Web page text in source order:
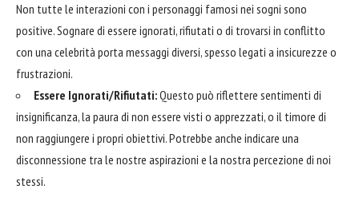
Non tutte le interazioni con i personaggi famosi nei sogni sono
positive. Sognare di essere ignorati, rifiutati o di trovarsi in conflitto
con una celebrità porta messaggi diversi, spesso legati a insicurezze o
frustrazioni.
Essere Ignorati/Rifiutati:Questo può riflettere sentimenti di
insignificanza, la paura di non essere visti o apprezzati, o il timore di
non raggiungere i propri obiettivi. Potrebbe anche indicare una
disconnessione tra le nostre aspirazioni e la nostra percezione di noi
stessi.